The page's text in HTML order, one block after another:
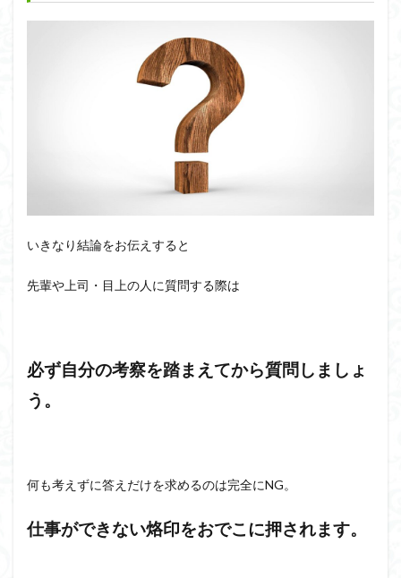
いきなり結論をお伝えすると
先輩や上司・目上の人に質問する際は
必ず自分の考察を踏まえてから質問しましょ
う。
何も考えずに答えだけを求めるのは完全にNG。
仕事ができない烙印をおでこに押されます。